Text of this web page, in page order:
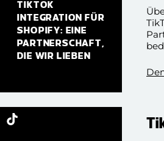
TIKTOK
INTEGRATION FÜR
SHOPIFY: EINE
PARTNERSCHAFT,
DIE WIR LIEBEN